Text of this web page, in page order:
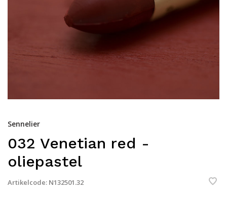
Sennelier
032 Venetian red -
oliepastel
Artikelcode: N132501.32